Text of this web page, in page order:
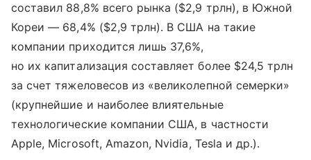
составил 88,8% всего рынка ($2,9 трлн), в Южной
Кореи — 68,4% ($2,9 трлн). В США на такие
компании приходится лишь 37,6%,
но их капитализация составляет более $24,5 трлн
за счет тяжеловесов из «великолепной семерки»
(крупнейшие и наиболее влиятельные
технологические компании США, в частности
Apple, Microsoft, Amazon, Nvidia, Tesla и др.).